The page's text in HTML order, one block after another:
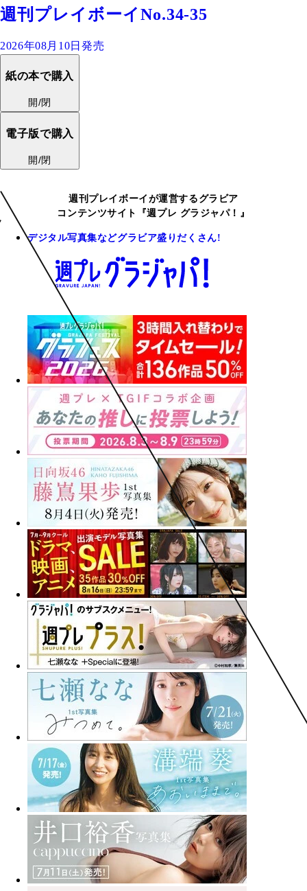
週刊プレイボーイNo.34-35
2026年08月10日発売
紙の本で購入
開/閉
電子版で購入
開/閉
週刊プレイボーイが運営するグラビア
コンテンツサイト『週プレ グラジャパ！』
デジタル写真集などグラビア盛りだくさん!